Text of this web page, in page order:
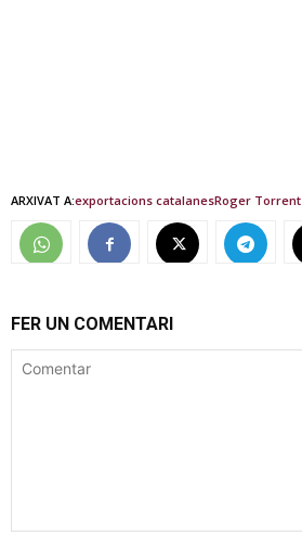
ARXIVAT A:exportacions catalanesRoger Torrent
FER UN COMENTARI